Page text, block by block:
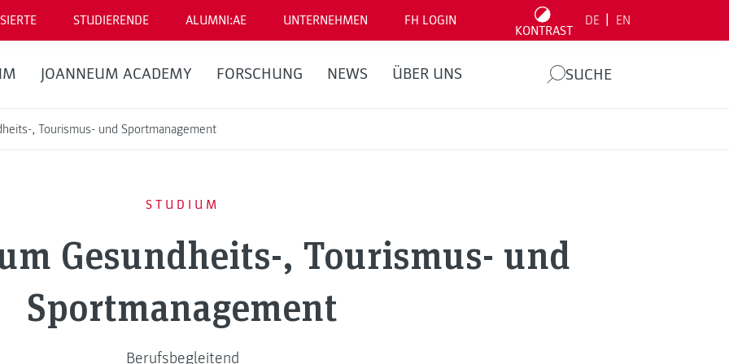
STUDIERENDE ALUMNI:AE UNTERNEHMEN FH LOGIN
KONTRAST
DE EN
JOANNEUM ACADEMY FORSCHUNG NEWS ÜBER UNS SUCHE
, Tourismus- und Sportmanagement
STUDIUM
Gesundheits-, Tourismus- und
Sportmanagement
Berufsbegleitend